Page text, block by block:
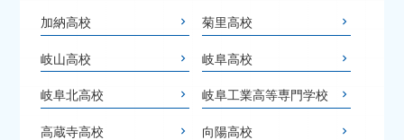
加納高校 菊里高校
岐山高校 岐阜高校
岐阜北高校 岐阜工業高等専門学校
高蔵寺高校 向陽高校